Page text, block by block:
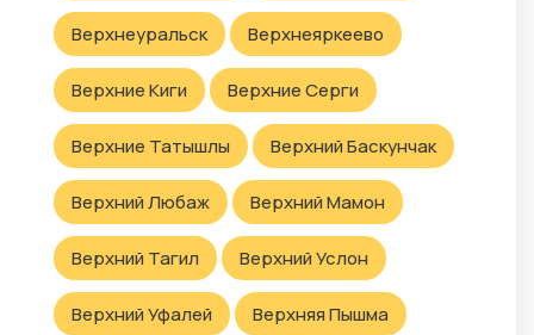
Верхнеуральск Верхнеяркеево
Верхние Киги Верхние Серги
Верхние Татышлы Верхний Баскунчак
Верхний Любаж Верхний Мамон
Верхний Тагил Верхний Услон
Верхний Уфалей Верхняя Пышма